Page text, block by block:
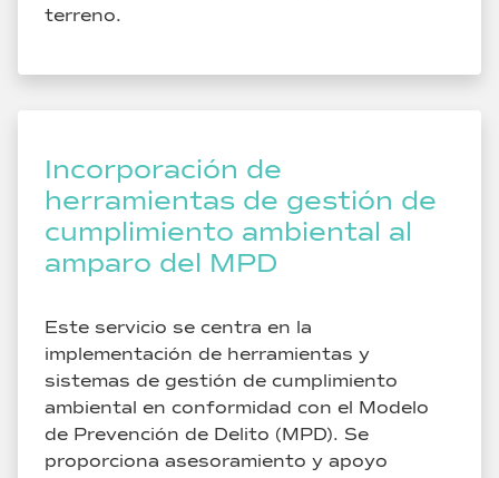
terreno.
Incorporación de
herramientas de gestión de
cumplimiento ambiental al
amparo del MPD
Este servicio se centra en la
implementación de herramientas y
sistemas de gestión de cumplimiento
ambiental en conformidad con el Modelo
de Prevención de Delito (MPD). Se
proporciona asesoramiento y apoyo